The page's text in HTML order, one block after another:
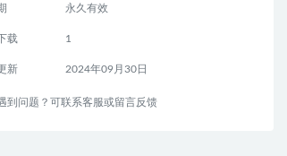
永久有效
载 1
新 2024年09月30日
到问题？可联系客服或留言反馈